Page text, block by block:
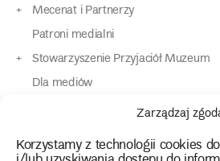
Zarządzaj
Korzystamy z technologii cookies
Mecenat i Partnerzy
Patroni medialni
Stowarzyszenie Przyjaciół Muzeum
Dla mediów
Dla osób o specjalnych potrzebach
Kontakt